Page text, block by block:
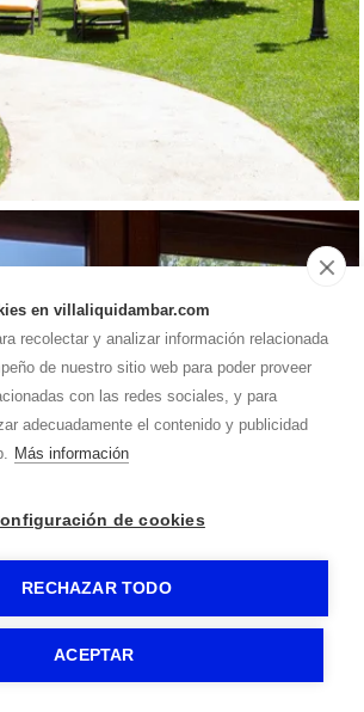
en villaliquidambar.com
recolectar y analizar información relacionada
de nuestro sitio web para poder proveer
con las redes sociales, y para
adecuadamente el contenido y publicidad
Más información
de cookies
RECHAZAR TODO
ACEPTAR